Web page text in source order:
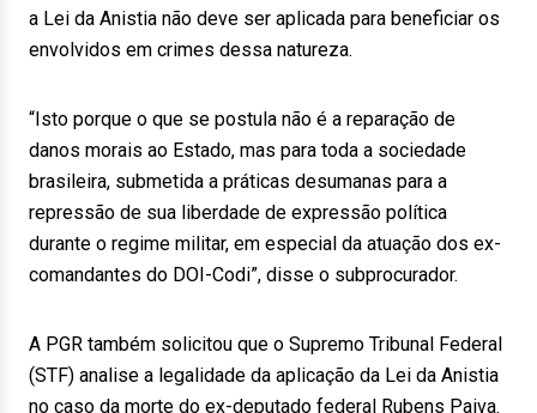
a Lei da Anistia não deve ser aplicada para beneficiar os
envolvidos em crimes dessa natureza.
“Isto porque o que se postula não é a reparação de
danos morais ao Estado, mas para toda a sociedade
brasileira, submetida a práticas desumanas para a
repressão de sua liberdade de expressão política
durante o regime militar, em especial da atuação dos ex-
comandantes do DOI-Codi”, disse o subprocurador.
A PGR também solicitou que o Supremo Tribunal Federal
(STF) analise a legalidade da aplicação da Lei da Anistia
no caso da morte do ex-deputado federal Rubens Paiva.